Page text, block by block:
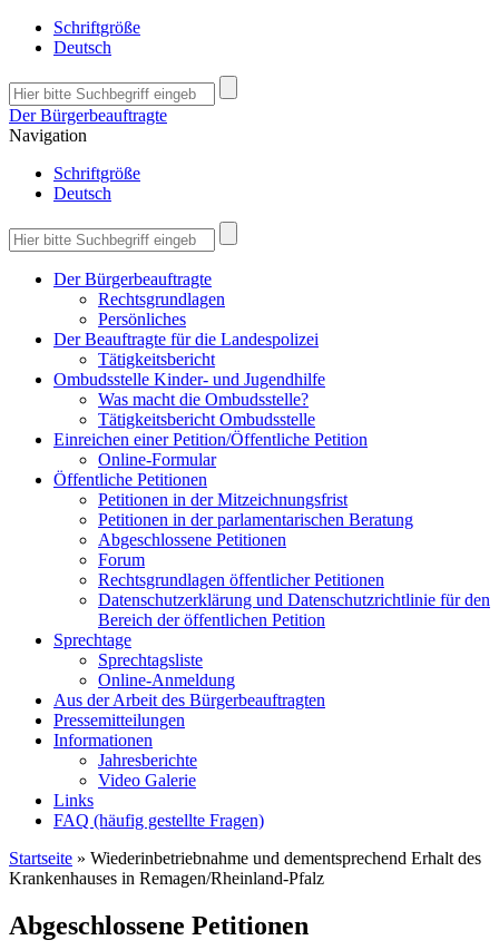
Schriftgröße
Deutsch
Der Bürgerbeauftragte
Navigation
Schriftgröße
Deutsch
Der Bürgerbeauftragte
Rechtsgrundlagen
Persönliches
Der Beauftragte für die Landespolizei
Tätigkeitsbericht
Ombudsstelle Kinder- und Jugendhilfe
Was macht die Ombudsstelle?
Tätigkeitsbericht Ombudsstelle
Einreichen einer Petition/Öffentliche Petition
Online-Formular
Öffentliche Petitionen
Petitionen in der Mitzeichnungsfrist
Petitionen in der parlamentarischen Beratung
Abgeschlossene Petitionen
Forum
Rechtsgrundlagen öffentlicher Petitionen
Datenschutzerklärung und Datenschutzrichtlinie für den
Bereich der öffentlichen Petition
Sprechtage
Sprechtagsliste
Online-Anmeldung
Aus der Arbeit des Bürgerbeauftragten
Pressemitteilungen
Informationen
Jahresberichte
Video Galerie
Links
FAQ (häufig gestellte Fragen)
Startseite » Wiederinbetriebnahme und dementsprechend Erhalt des
Krankenhauses in Remagen/Rheinland-Pfalz
Abgeschlossene Petitionen